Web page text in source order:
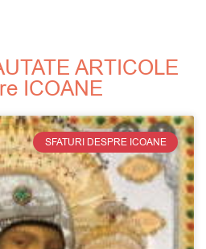
ARTICOLE
ICOANE
SFATURI DESPRE ICOANE